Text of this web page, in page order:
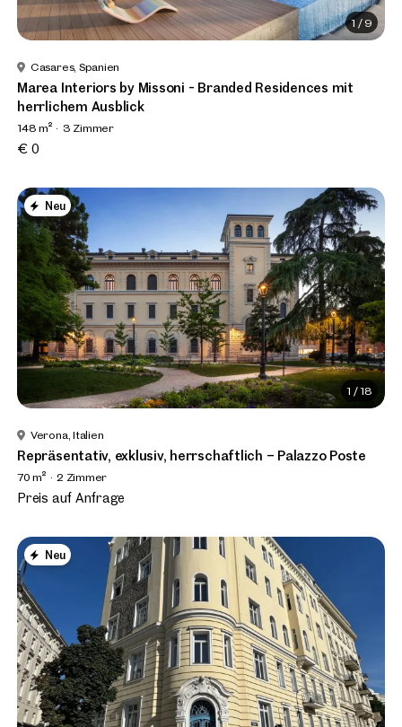
1/9
Casares, Spanien
Marea Interiors by Missoni - Branded Residences mit
herrlichem Ausblick
148 m² 3 Zimmer
€ 0
Neu
1 /18
Verona, Italien
Repräsentativ, exklusiv, herrschaftlich – Palazzo Poste
70 m² 2 Zimmer
Preis auf Anfrage
Neu